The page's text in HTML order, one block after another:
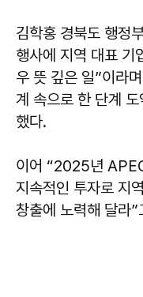
김학홍 경북도 행정
행사에 지역 대표 기
우 뜻 깊은 일”이라
계 속으로 한 단계
했다.
이어 “2025년
지속적인 투자로 지
창출에 노력해 달라”